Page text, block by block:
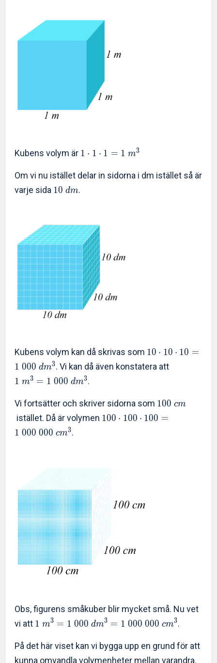
Kubens volym är 1 ⋅ 1 ⋅ 1 = 1 m3
Om vi nu istället delar in sidorna i dm istället så är
varje sida 10 dm.
Kubens volym kan då skrivas som 10 ⋅ 10 ⋅ 10 =
1 000 dm3. Vi kan då även konstatera att
1 m3 = 1 000 dm3.
Vi fortsätter och skriver sidorna som 100 cm
istället. Då är volymen 100 ⋅ 100 ⋅ 100 =
1 000 000 cm3.
Obs, figurens småkuber blir mycket små. Nu vet
vi att 1 m3 = 1 000 dm3 = 1 000 000 cm3.
På det här viset kan vi bygga upp en grund för att
kunna omvandla volymenheter mellan varandra.